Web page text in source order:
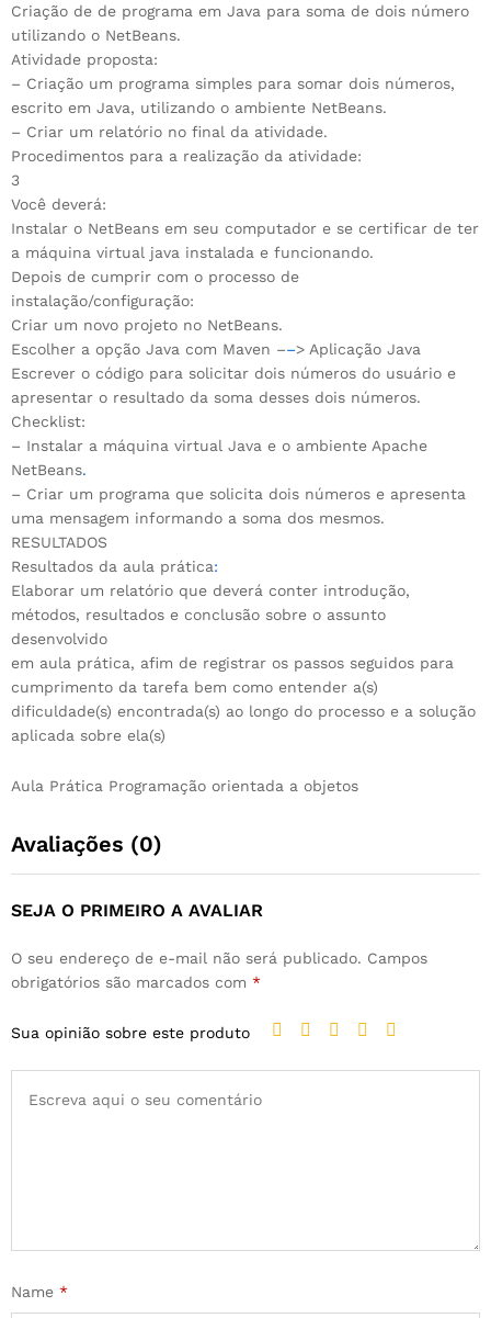
Criação de de programa em Java para soma de dois número
utilizando o NetBeans.
Atividade proposta:
– Criação um programa simples para somar dois números,
escrito em Java, utilizando o ambiente NetBeans.
– Criar um relatório no final da atividade.
Procedimentos para a realização da atividade:
3
Você deverá:
Instalar o NetBeans em seu computador e se certificar de ter
a máquina virtual java instalada e funcionando.
Depois de cumprir com o processo de
instalação/configuração:
Criar um novo projeto no NetBeans.
Escolher a opção Java com Maven ––> Aplicação Java
Escrever o código para solicitar dois números do usuário e
apresentar o resultado da soma desses dois números.
Checklist:
– Instalar a máquina virtual Java e o ambiente Apache
NetBeans.
– Criar um programa que solicita dois números e apresenta
uma mensagem informando a soma dos mesmos.
RESULTADOS
Resultados da aula prática:
Elaborar um relatório que deverá conter introdução,
métodos, resultados e conclusão sobre o assunto
desenvolvido
em aula prática, afim de registrar os passos seguidos para
cumprimento da tarefa bem como entender a(s)
dificuldade(s) encontrada(s) ao longo do processo e a solução
aplicada sobre ela(s)
Aula Prática Programação orientada a objetos
Avaliações (0)
SEJA O PRIMEIRO A AVALIAR
O seu endereço de e-mail não será publicado. Campos
obrigatórios são marcados com *
Sua opinião sobre este produto
Name *